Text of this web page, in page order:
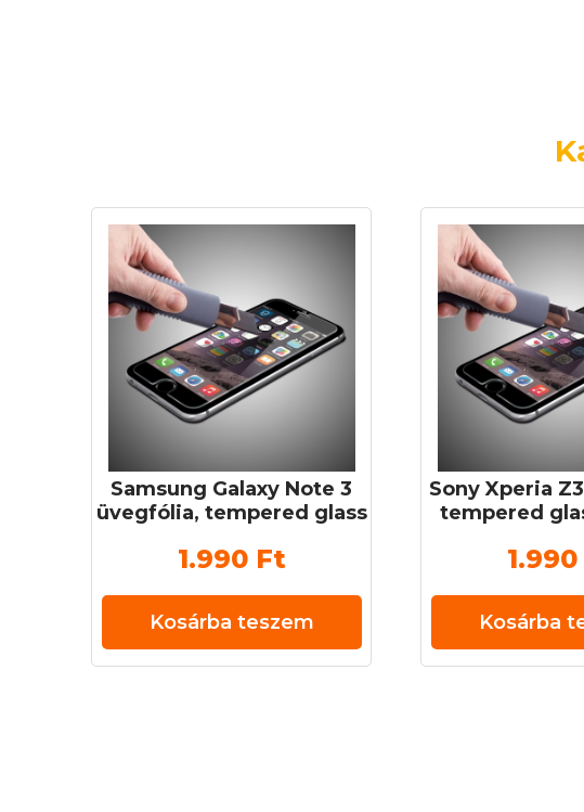
Samsung Galaxy Note 3
üvegfólia, tempered glass
1.990 Ft
Kosárba teszem
Sony Xperia
tempered
1.990
Kosárba